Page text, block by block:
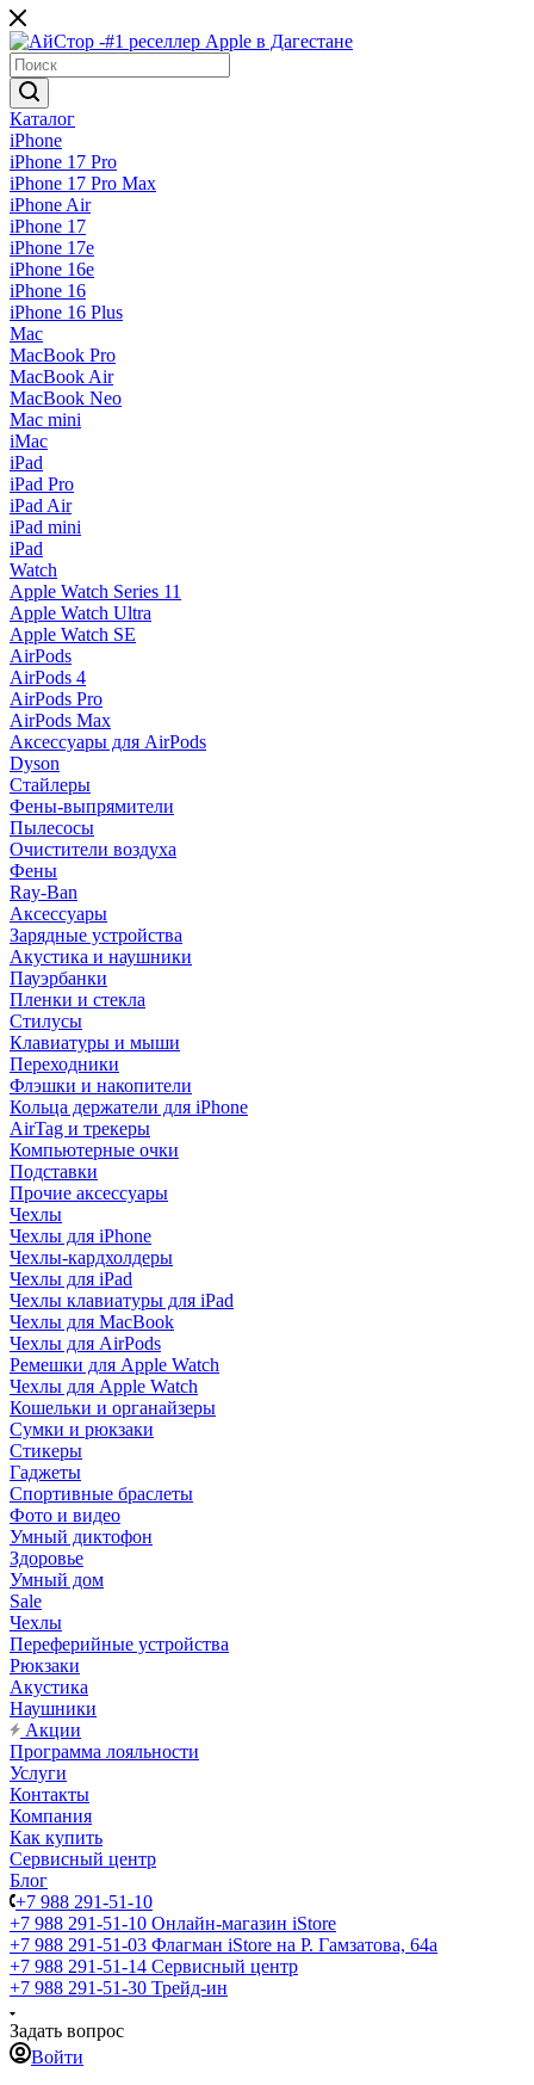
Каталог
iPhone
iPhone 17 Pro
iPhone 17 Pro Max
iPhone Air
iPhone 17
iPhone 17e
iPhone 16e
iPhone 16
iPhone 16 Plus
Mac
MacBook Pro
MacBook Air
MacBook Neo
Mac mini
iMac
iPad
iPad Pro
iPad Air
iPad mini
iPad
Watch
Apple Watch Series 11
Apple Watch Ultra
Apple Watch SE
AirPods
AirPods 4
AirPods Pro
AirPods Max
Аксессуары для AirPods
Dyson
Стайлеры
Фены-выпрямители
Пылесосы
Очистители воздуха
Фены
Ray-Ban
Аксессуары
Зарядные устройства
Акустика и наушники
Пауэрбанки
Пленки и стекла
Стилусы
Клавиатуры и мыши
Переходники
Флэшки и накопители
Кольца держатели для iPhone
AirTag и трекеры
Компьютерные очки
Подставки
Прочие аксессуары
Чехлы
Чехлы для iPhone
Чехлы-кардхолдеры
Чехлы для iPad
Чехлы клавиатуры для iPad
Чехлы для MacBook
Чехлы для AirPods
Ремешки для Apple Watch
Чехлы для Apple Watch
Кошельки и органайзеры
Сумки и рюкзаки
Стикеры
Гаджеты
Спортивные браслеты
Фото и видео
Умный диктофон
Здоровье
Умный дом
Sale
Чехлы
Переферийные устройства
Рюкзаки
Акустика
Наушники
Акции
Программа лояльности
Услуги
Контакты
Компания
Как купить
Сервисный центр
Блог
+7 988 291-51-10
+7 988 291-51-10 Онлайн-магазин iStore
+7 988 291-51-03 Флагман iStore на Р. Гамзатова, 64а
+7 988 291-51-14 Сервисный центр
+7 988 291-51-30 Трейд-ин
Задать вопрос
Войти